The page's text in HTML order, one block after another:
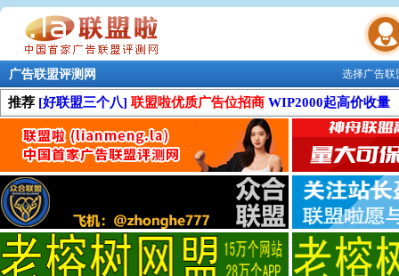
联盟学院
选择广告
广告联盟评测网
推荐 [好联盟三个八] 联盟啦优质广告位招商 WIP2000起高价收量